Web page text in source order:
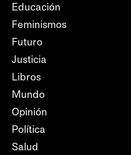
Educación
Feminismos
Futuro
Justicia
Libros
Mundo
Opinión
Política
Salud